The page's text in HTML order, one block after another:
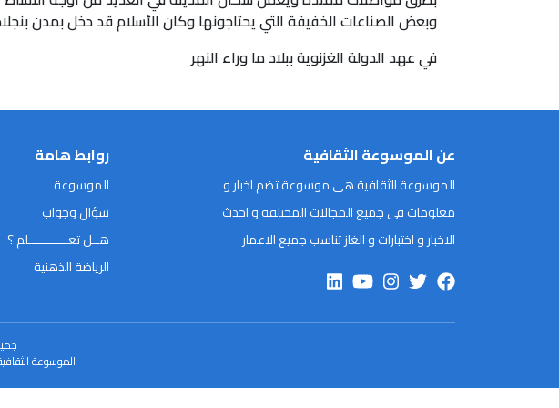
وبعض الصناعات الخفيفة التي يحتاجونها وكان الأسلام قد دخل بمدن
في عهد الدولة الغزنوية ببلاد ما وراء النهر
عن الموسوعة الثقافية
الموسوعة الثقافية هى موسوعة تضم اخبار و
معلومات فى جميع المجالات المختلفة و احدث
الاخبار و اختبارات و الغاز تناسب جميع الاعمار
روابط هامة
الموسوعة
سؤال وجواب
هــل تعـــــــــــلم ؟
الرياضة الذهنية
الموسوعة